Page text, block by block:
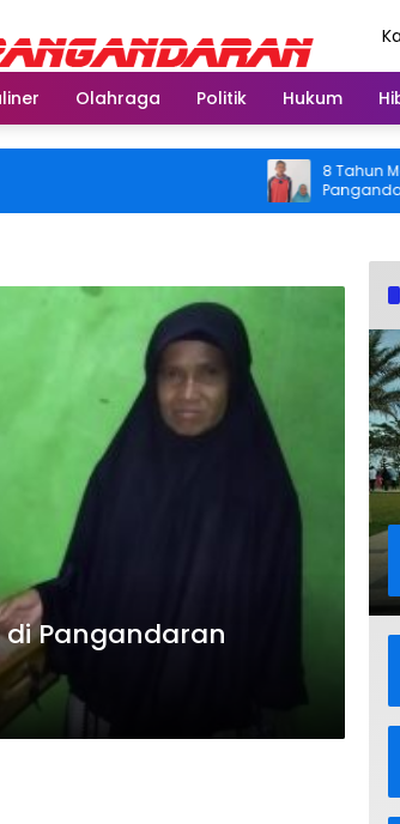
Olahraga Politik Hukum
8 Tahun
Pangandaran
Usai Operasi
di Pangandaran